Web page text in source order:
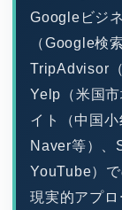
Googleビジ
（Google検
TripAdvisor
Yelp（米国
イト（中国
Naver等）、
YouTube）
現実的アプロ